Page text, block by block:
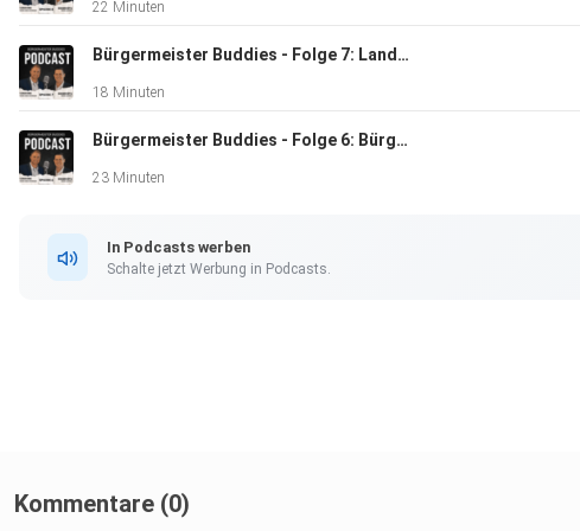
22 Minuten
Bürgermeister Buddies - Folge 7: Landtagswahl
18 Minuten
Bürgermeister Buddies - Folge 6: Bürgerentscheid zur Windkraft mit David Faulhaber
23 Minuten
In Podcasts werben
Schalte jetzt Werbung in Podcasts.
Kommentare (0)